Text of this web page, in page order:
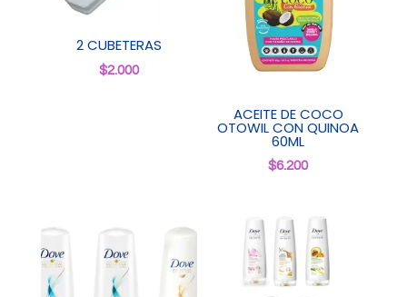
2 CUBETERAS
$2.000
ACEITE DE COCO
OTOWIL CON QUINOA
60ML
$6.200